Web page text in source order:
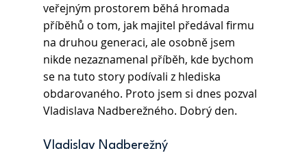
veřejným prostorem běhá hromada
příběhů o tom, jak majitel předával firmu
na druhou generaci, ale osobně jsem
nikde nezaznamenal příběh, kde bychom
se na tuto story podívali z hlediska
obdarovaného. Proto jsem si dnes pozval
Vladislava Nadberežného. Dobrý den.
Vladislav Nadberežný